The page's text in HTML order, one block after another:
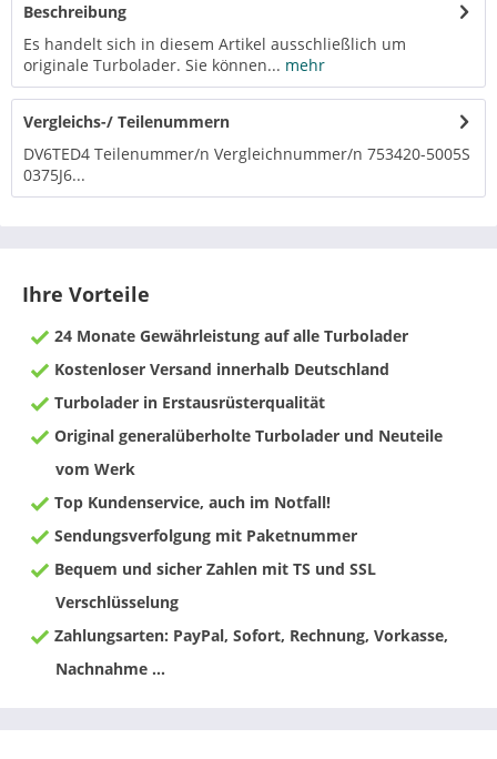
Beschreibung
Es handelt sich in diesem Artikel ausschließlich um
originale Turbolader. Sie können... mehr
Vergleichs-/ Teilenummern
DV6TED4 Teilenummer/n Vergleichnummer/n 753420-5005S
0375J6...
Ihre Vorteile
24 Monate Gewährleistung auf alle Turbolader
Kostenloser Versand innerhalb Deutschland
Turbolader in Erstausrüsterqualität
Original generalüberholte Turbolader und Neuteile
vom Werk
Top Kundenservice, auch im Notfall!
Sendungsverfolgung mit Paketnummer
Bequem und sicher Zahlen mit TS und SSL
Verschlüsselung
Zahlungsarten: PayPal, Sofort, Rechnung, Vorkasse,
Nachnahme ...